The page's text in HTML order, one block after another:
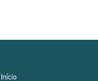
Início